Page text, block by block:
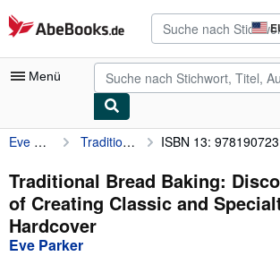
Zum Hauptinhalt
AbeBooks.de
Menü
Nutzerkonto
Meine Bestellungen
Detailsuche
Sammlungen
Eve Parker Traditional Bread Baking: Discover the Art of Creating Classic and Specialty Breads ISBN 13:
Traditional Bread Baking:
of Creating Classic and
Hardcover
Eve Parker